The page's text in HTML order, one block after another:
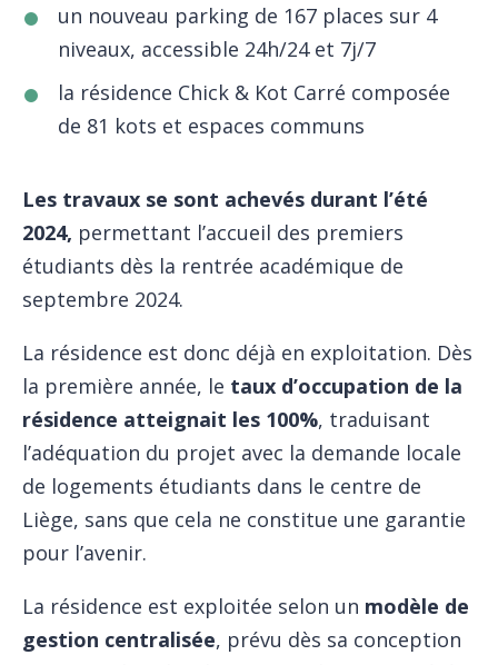
un nouveau parking de 167 places sur 4
niveaux, accessible 24h/24 et 7j/7
la résidence Chick & Kot Carré composée
de 81 kots et espaces communs
Les travaux se sont achevés durant l’été
2024, permettant l’accueil des premiers
étudiants dès la rentrée académique de
septembre 2024.
La résidence est donc déjà en exploitation. Dès
la première année, le taux d’occupation de la
résidence atteignait les 100%, traduisant
l’adéquation du projet avec la demande locale
de logements étudiants dans le centre de
Liège, sans que cela ne constitue une garantie
pour l’avenir.
La résidence est exploitée selon un modèle de
gestion centralisée, prévu dès sa conception